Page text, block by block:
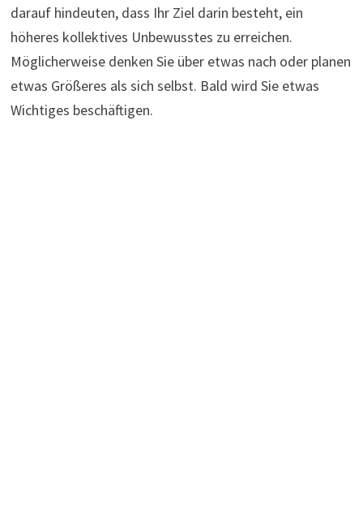
darauf hindeuten, dass Ihr Ziel darin besteht, ein
höheres kollektives Unbewusstes zu erreichen.
Möglicherweise denken Sie über etwas nach oder planen
etwas Größeres als sich selbst. Bald wird Sie etwas
Wichtiges beschäftigen.